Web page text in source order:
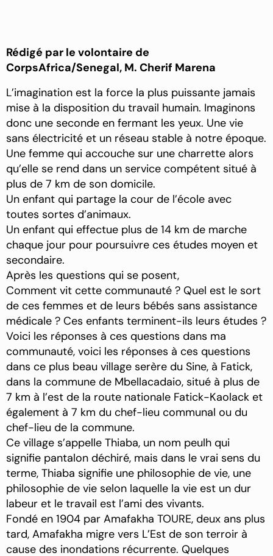
Rédigé par le volontaire de
CorpsAfrica/Senegal, M. Cherif Marena
L’imagination est la force la plus puissante jamais
mise à la disposition du travail humain. Imaginons
donc une seconde en fermant les yeux. Une vie
sans électricité et un réseau stable à notre époque.
Une femme qui accouche sur une charrette alors
qu’elle se rend dans un service compétent situé à
plus de 7 km de son domicile.
Un enfant qui partage la cour de l’école avec
toutes sortes d’animaux.
Un enfant qui effectue plus de 14 km de marche
chaque jour pour poursuivre ces études moyen et
secondaire.
Après les questions qui se posent,
Comment vit cette communauté ? Quel est le sort
de ces femmes et de leurs bébés sans assistance
médicale ? Ces enfants terminent-ils leurs études ?
Voici les réponses à ces questions dans ma
communauté, voici les réponses à ces questions
dans ce plus beau village serère du Sine, à Fatick,
dans la commune de Mbellacadaio, situé à plus de
7 km à l’est de la route nationale Fatick-Kaolack et
également à 7 km du chef-lieu communal ou du
chef-lieu de la commune.
Ce village s’appelle Thiaba, un nom peulh qui
signifie pantalon déchiré, mais dans le vrai sens du
terme, Thiaba signifie une philosophie de vie, une
philosophie de vie selon laquelle la vie est un dur
labeur et le travail est l’ami des vivants.
Fondé en 1904 par Amafakha TOURE, deux ans plus
tard, Amafakha migre vers L’Est de son terroir à
cause des inondations récurrente. Quelques